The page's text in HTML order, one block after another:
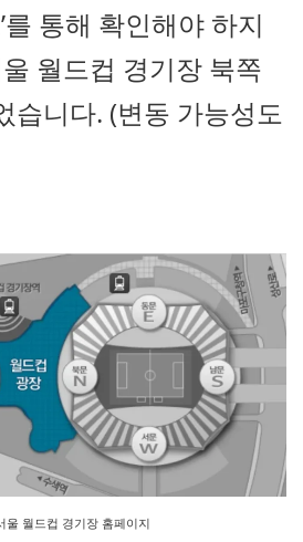
를 통해 확인해야 하지
월드컵 경기장 북쪽
습니다. (변동 가능성도
울 월드컵 경기장 홈페이지